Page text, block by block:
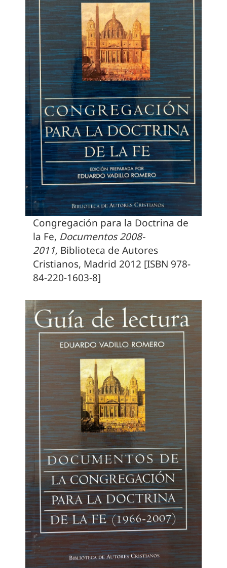
Congregación para la Doctrina de
la Fe, Documentos 2008-
2011, Biblioteca de Autores
Cristianos, Madrid 2012 [ISBN 978-
84-220-1603-8]